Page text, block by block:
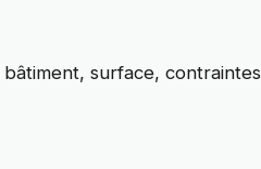
surface, contraintes